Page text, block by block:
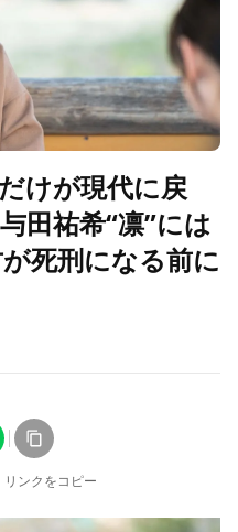
けが現代に戻
田祐希“凛”には
死刑になる前に
リンクをコピー